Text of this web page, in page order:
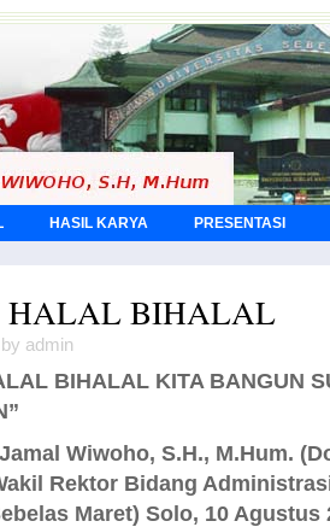
HASIL KARYA PRESENTASI
BIHALAL
admin
BIHALAL KITA BANGUN
Wiwoho, S.H., M.Hum. (
Rektor Bidang
Maret) Solo, 10 Agustus